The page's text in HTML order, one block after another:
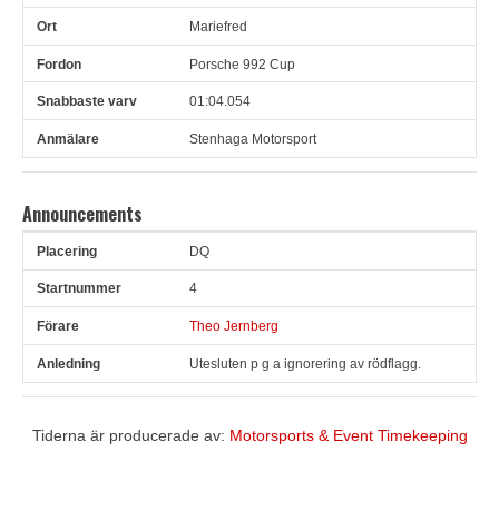
Mariefred
Porsche 992 Cup
01:04.054
Stenhaga Motorsport
Announcements
Pl Snr Anledning
DQ
4
Theo Jernberg
Utesluten p g a ignorering av rödflagg.
Tiderna är producerade av: Motorsports & Event Timekeeping